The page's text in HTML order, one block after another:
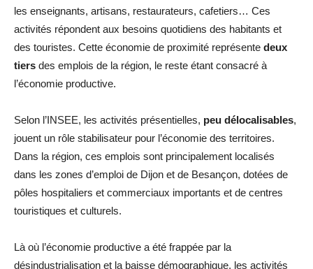
les enseignants, artisans, restaurateurs, cafetiers… Ces
activités répondent aux besoins quotidiens des habitants et
des touristes. Cette économie de proximité représente deux
tiers des emplois de la région, le reste étant consacré à
l’économie productive.
Selon l’INSEE, les activités présentielles, peu délocalisables,
jouent un rôle stabilisateur pour l’économie des territoires.
Dans la région, ces emplois sont principalement localisés
dans les zones d’emploi de Dijon et de Besançon, dotées de
pôles hospitaliers et commerciaux importants et de centres
touristiques et culturels.
Là où l’économie productive a été frappée par la
désindustrialisation et la baisse démographique, les activités